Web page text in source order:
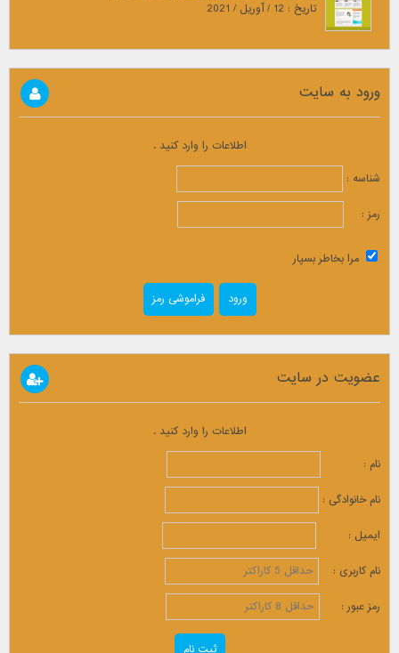
تاریخ : 12 / آوریل / 2021
ورود به سایت
اطلاعات را وارد کنید .
شناسه :
رمز :
مرا بخاطر بسپار
فراموشی رمز
عضویت در سایت
اطلاعات را وارد کنید .
نام :
نام خانوادگی :
ایمیل :
نام کاربری :
رمز عبور :